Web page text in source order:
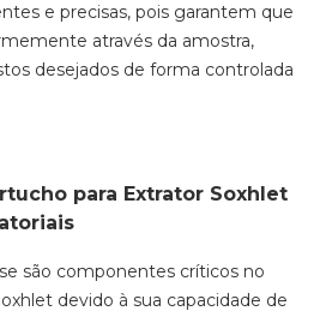
e precisas, pois garantem que
através da amostra,
desejados de forma controlada
para Extrator Soxhlet
são componentes críticos no
devido à sua capacidade de